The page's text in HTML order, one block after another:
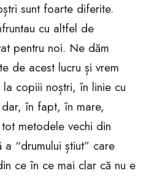
sunt foarte diferite.
cu altfel de
pentru noi. Ne dăm
de acest lucru și vrem
copiii noștri, în linie cu
în fapt, în mare,
metodele vechi din
“drumului știut” care
ce în ce mai clar că nu e